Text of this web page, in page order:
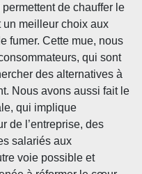
de chauffer le
un meilleur choix aux
fumer. Cette mue, nous
qui sont
des alternatives à
Nous avons aussi fait le
qui implique
de l’entreprise, des
salariés aux
voie possible et